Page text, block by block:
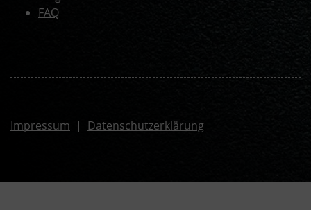
FAQ
Impressum | Datenschutzerklärung